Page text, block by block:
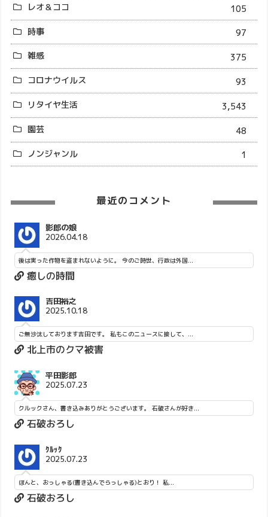
レオ＆ココ
105
時事
97
雑感
375
コロナウイルス
93
リタイヤ生活
3,543
園芸
48
ノンジャンル
1
最近のコメント
影郎の娘
2026.04.18
後は実った作物を盗まれないように。 今のご時世、行政は外国...
癒しの時間
吉田裕之
2025.10.18
ご無沙汰しております吉田です。 私もこのニュースに接して、...
北上市のクマ被害
平田影郎
2025.07.23
クルックさん、書き込みありがとうございます。 石破さんが好き...
石破おろし
ｸﾙｯｸ
2025.07.23
ほんと、おっしゃる(書き込んでらっしゃる)とおり！ 私...
石破おろし